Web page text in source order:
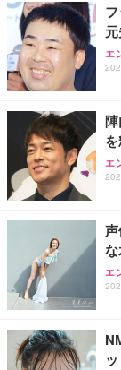
ワ
能
務
ッ
ス
【
ー
【
グ
限
超
ュ
エ
エ
エ